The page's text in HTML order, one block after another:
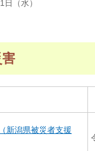
（水）
新潟県被災者支援